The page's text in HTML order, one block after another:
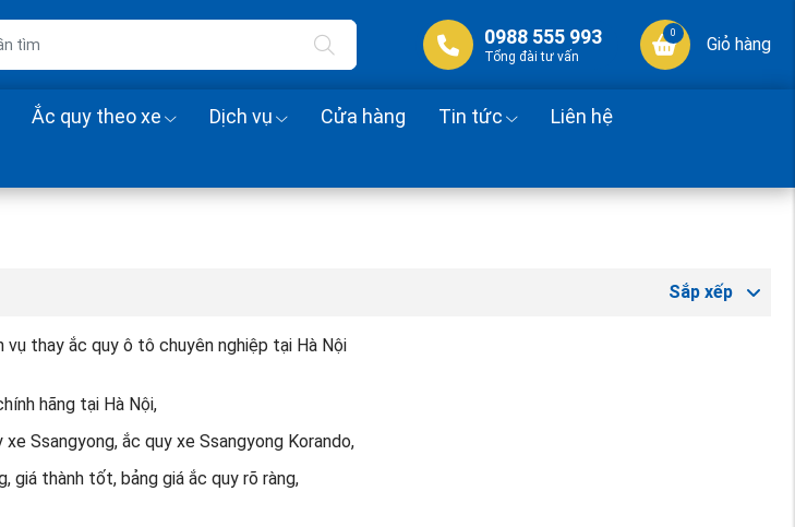
0988 555 993
Tổng đài tư vấn
0
Giỏ hàng
Ắc quy theo xe Dịch vụ Cửa hàng Tin tức Liên hệ
Sắp xếp
vụ thay ắc quy ô tô chuyên nghiệp tại Hà Nội
hãng tại Hà Nội,
Ssangyong, ắc quy xe Ssangyong Korando,
giá thành tốt, bảng giá ắc quy rõ ràng,